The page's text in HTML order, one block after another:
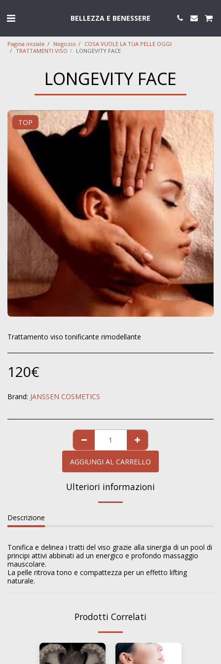
BELLEZZA E BENESSERE
Pagina iniziale Negozio
COSA VUOLE LA TUA PELLE OGGI
TRATTAMENTI VISO
LONGEVITY FACE
LONGEVITY FACE
TOP
Trattamento viso tonificante rimodellante
120€
Brand: JANSSEN COSMETICS
AGGIUNGI AL CARRELLO
Ulteriori informazioni
Descrizione
Tonifica e delinea i tratti del viso grazie alla sinergia di un pool di
principi attivi abbinati ad un energico e profondo massaggio
mauscolare.
La pelle ritrova tono e compattezza per un effetto lifting
naturale.
Prodotti Correlati